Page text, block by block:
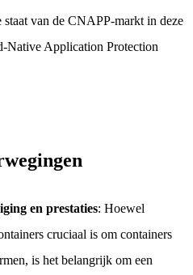
van de CNAPP-markt in deze
Native Application Protection
en prestaties: Hoewel
cruciaal is om containers
is het belangrijk om een